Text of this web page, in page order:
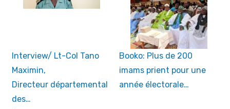
Interview/ Lt-Col Tano
Maximin,
Directeur départemental
des…
Booko: Plus de 200
imams prient pour une
année électorale…